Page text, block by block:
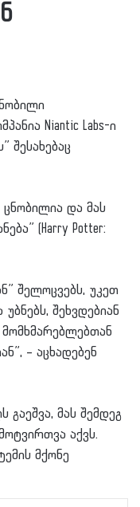
Niantic Labs-ი
შესახებაც
და მას
(Harry Potter:
შელოცვებს, უკეთ
შეხვდებიან
– აცხადებენ
გაეშვა, მას შემდეგ
აქვს.
მქონე